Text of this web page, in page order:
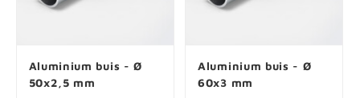
Aluminium buis - Ø
50x2,5 mm
Aluminium buis - Ø
60x3 mm